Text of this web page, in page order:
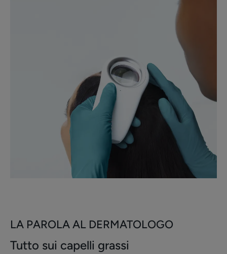
LA PAROLA AL DERMATOLOGO
Tutto sui capelli grassi